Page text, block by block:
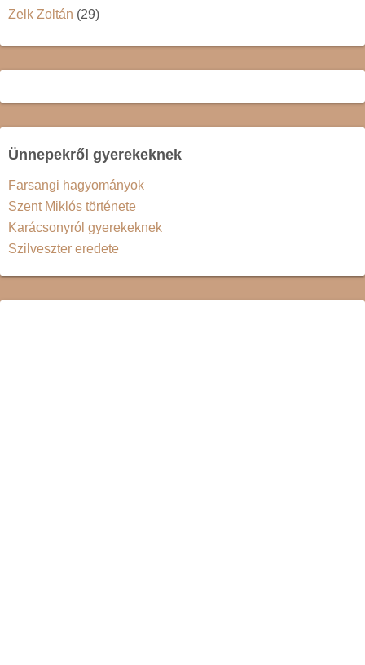
Zelk Zoltán (29)
Ünnepekről gyerekeknek
Farsangi hagyományok
Szent Miklós története
Karácsonyról gyerekeknek
Szilveszter eredete